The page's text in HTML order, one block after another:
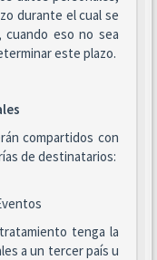
durante el cual se
cuando eso no sea
este plazo.
compartidos con
de destinatarios:
tenga la
a un tercer país u